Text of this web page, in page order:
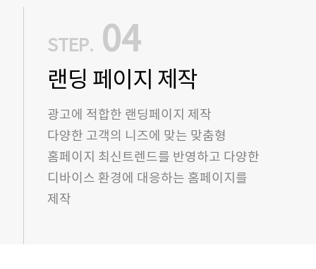
STEP. 04
랜딩 페이지 제작
광고에 적합한 랜딩페이지 제작
다양한 고객의 니즈에 맞는 맞춤형
홈페이지 최신트렌드를 반영하고 다양한
디바이스 환경에 대응하는 홈페이지를
제작